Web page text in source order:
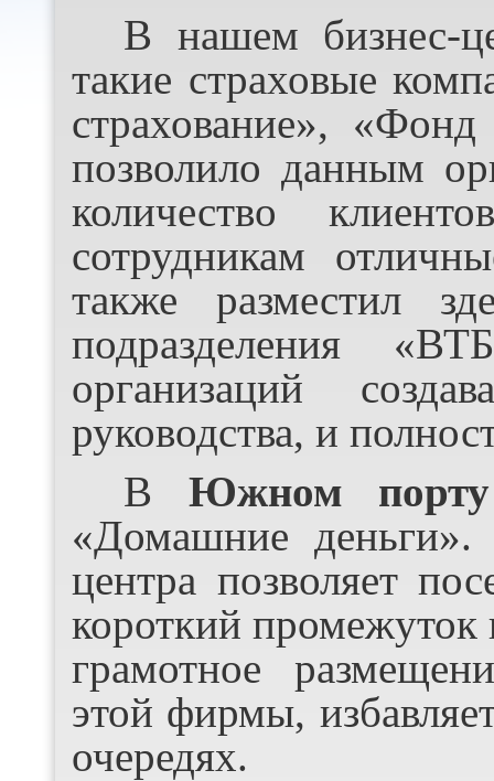
В нашем бизнес-
такие страховые
страхование», «Фонд
позволило данным
количество
сотрудникам
также разместил
подразделения
организаций
руководства, и
В Южном порту
«Домашние деньги».
центра позволяет
короткий промежуток
грамотное
этой фирмы,
очередях.